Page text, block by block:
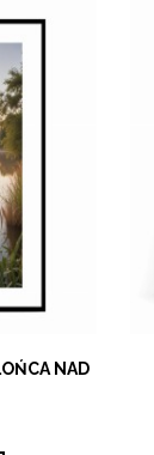
NAD